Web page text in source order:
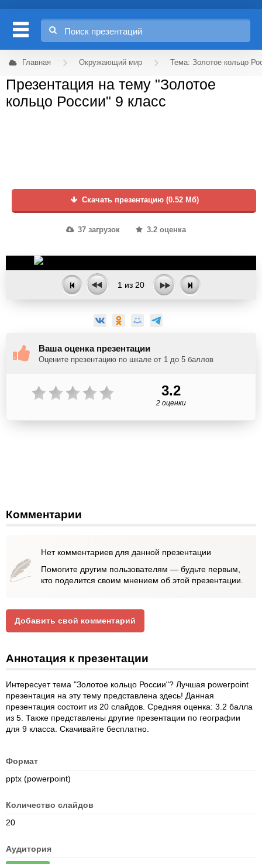
Главная Окружающий мир Тема: Золотое кольцо
Презентация на тему "Золотое
кольцо России" 9 класс
Скачать презентацию (0.52 Мб)
37 загрузок 3.2 оценка
1 из 20
Ваша оценка презентации
Оцените презентацию по шкале от 1 до 5 баллов
3.2
2 оценки
Комментарии
Нет комментариев для данной презентации
Помогите другим пользователям — будьте первым,
кто поделится своим мнением об этой презентации.
Добавить свой комментарий
Аннотация к презентации
Интересует тема "Золотое кольцо России"? Лучшая powerpoint
презентация на эту тему представлена здесь! Данная
презентация состоит из 20 слайдов. Средняя оценка: 3.2 балла
из 5. Также представлены другие презентации по географии
для 9 класса. Скачивайте бесплатно.
Формат
pptx (powerpoint)
Количество слайдов
20
Аудитория